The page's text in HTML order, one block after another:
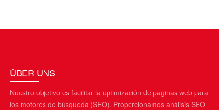
ÜBER UNS
Nuestro objetivo es facilitar la optimización de paginas web para
los motores de búsqueda (SEO). Proporcionamos análisis SEO